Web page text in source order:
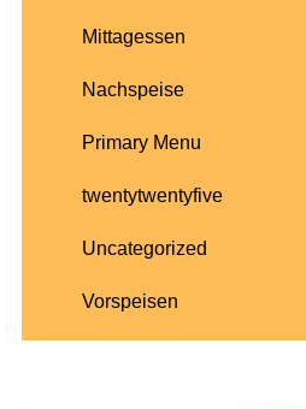
Mittagessen
Nachspeise
Primary Menu
twentytwentyfive
Uncategorized
Vorspeisen